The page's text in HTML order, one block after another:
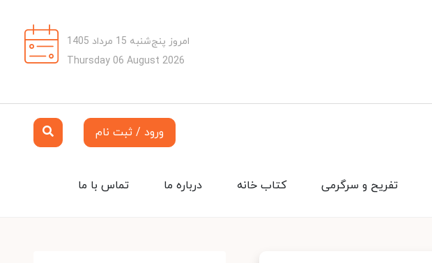
امروز پنج‌شنبه 15 مرداد 1405
Thursday 06 August 2026
ورود / ثبت نام
تماس با ما درباره ما کتاب خانه تفریح و سرگرمی